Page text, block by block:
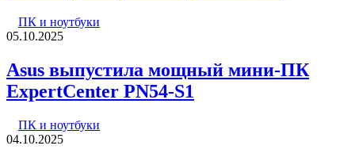
ПК и ноутбуки
05.10.2025
Asus выпустила мощный мини-ПК
ExpertCenter PN54-S1
ПК и ноутбуки
04.10.2025